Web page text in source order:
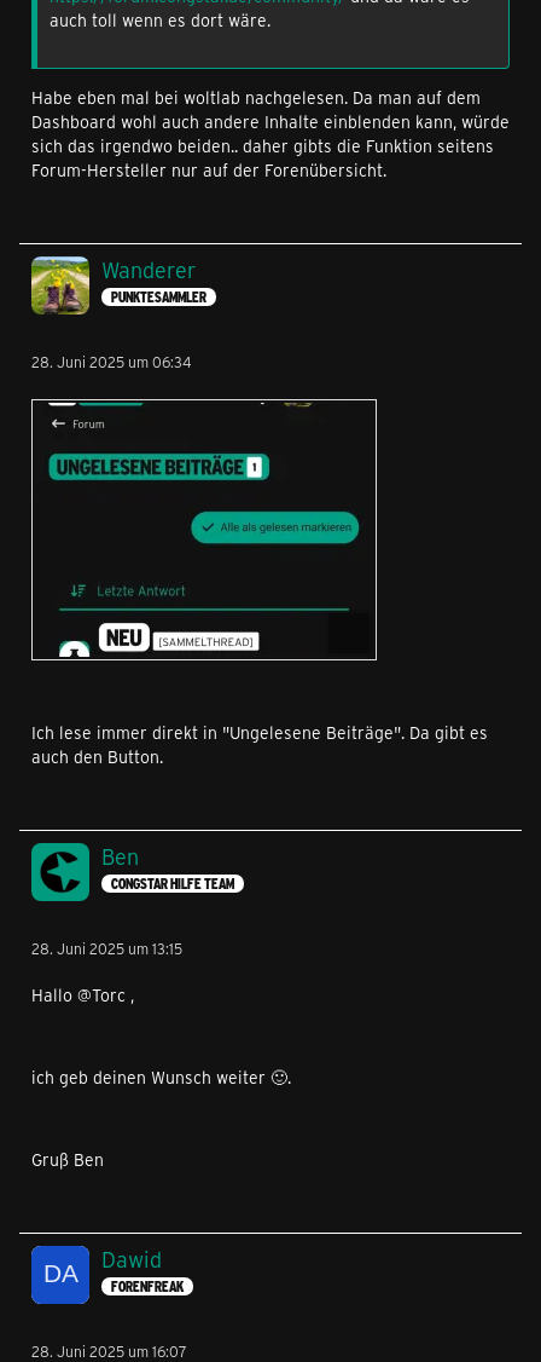
auch toll wenn es dort wäre.
Habe eben mal bei woltlab nachgelesen. Da man auf dem
Dashboard wohl auch andere Inhalte einblenden kann, würde
sich das irgendwo beiden.. daher gibts die Funktion seitens
Forum-Hersteller nur auf der Forenübersicht.
Wanderer
PUNKTESAMMLER
28. Juni 2025 um 06:34
Ich lese immer direkt in "Ungelesene Beiträge". Da gibt es
auch den Button.
Ben
CONGSTAR HILFE TEAM
28. Juni 2025 um 13:15
Hallo @Torc ,
ich geb deinen Wunsch weiter 🙂.
Gruß Ben
Dawid
FORENFREAK
28. Juni 2025 um 16:07